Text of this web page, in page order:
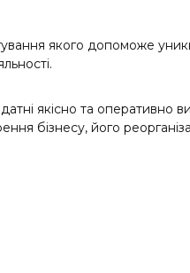
якого допоможе
якісно та оперативно
бізнесу, його